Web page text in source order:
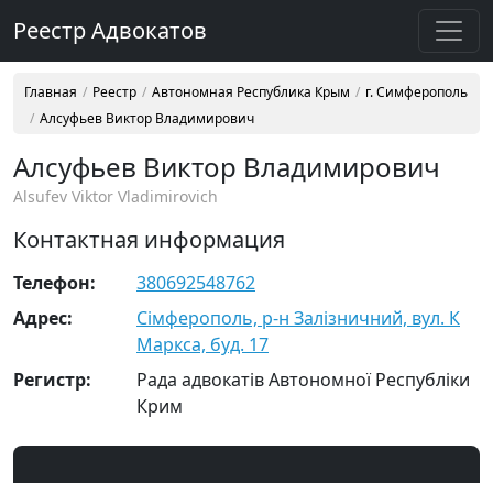
Реестр Адвокатов
Главная Реестр Автономная Республика Крым
г. Симферополь
Алсуфьев Виктор Владимирович
Алсуфьев Виктор Владимирович
Alsufev Viktor Vladimirovich
Контактная информация
Телефон:
380692548762
Адрес:
Сімферополь, р-н Залізничний, вул. К
Маркса, буд. 17
Регистр:
Рада адвокатів Автономної Республіки
Крим